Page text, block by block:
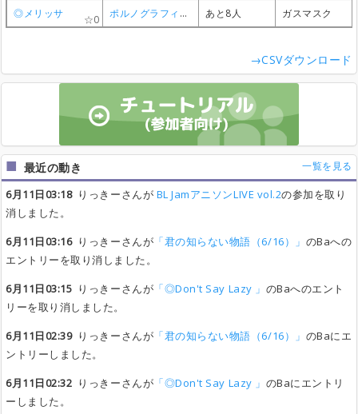
◎メリッサ
0 ポルノグラフィティ 『鋼の錬金術師』 あと8人 ガスマスク
◎メリッサ
0 ポルノグラフィティ 『鋼の錬金術師』 あと8人 ガスマスク
◎メリッサ
0 ポルノグラフィティ 『鋼の錬金術師』 あと8人 ガスマスク
◎メリッサ
0 ポルノグラフィティ 『鋼の錬金術師』 あと8人 ガスマスク
→CSVダウンロード
最近の動き 一覧を見る
6月11日03:18りっきーさんが BL JamアニソンLIVE vol.2の参加を取り
消しました。
6月11日03:16りっきーさんが 「君の知らない物語（6/16）」 のBaへの
エントリーを取り消しました。
6月11日03:15 りっきーさんが 「◎Don't Say Lazy 」 のBaへのエント
リーを取り消しました。
6月11日02:39りっきーさんが 「君の知らない物語（6/16）」 のBaにエ
ントリーしました。
6月11日02:32 りっきーさんが 「◎Don't Say Lazy 」 のBaにエントリ
ーしました。